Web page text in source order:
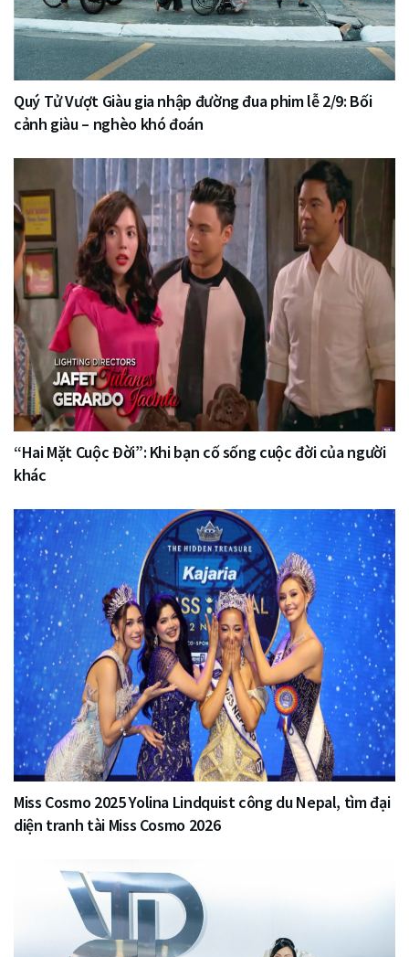
Quý Tử Vượt Giàu gia nhập đường đua phim lễ 2/9: Bối
cảnh giàu – nghèo khó đoán
“Hai Mặt Cuộc Đời”: Khi bạn cố sống cuộc đời của người
khác
Miss Cosmo 2025 Yolina Lindquist công du Nepal, tìm đại
diện tranh tài Miss Cosmo 2026